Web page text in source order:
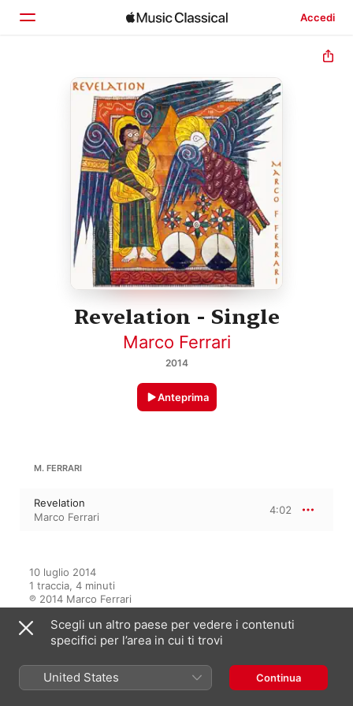
Accedi
Home
Cerca
Revelation - Single
Marco Ferrari
2014
Anteprima
M. FERRARI
Revelation
Marco Ferrari
4:02
10 luglio 2014
1 traccia, 4 minuti
℗ 2014 Marco Ferrari
Scegli un altro paese per vedere i contenuti
specifici per l’area in cui ti trovi
United States Continua